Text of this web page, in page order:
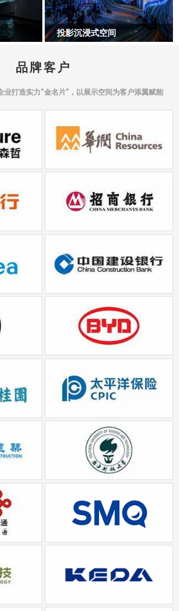
投影沉浸式空间
品牌客户
业打造实力“金名片”，以展示空间为客户添翼赋能